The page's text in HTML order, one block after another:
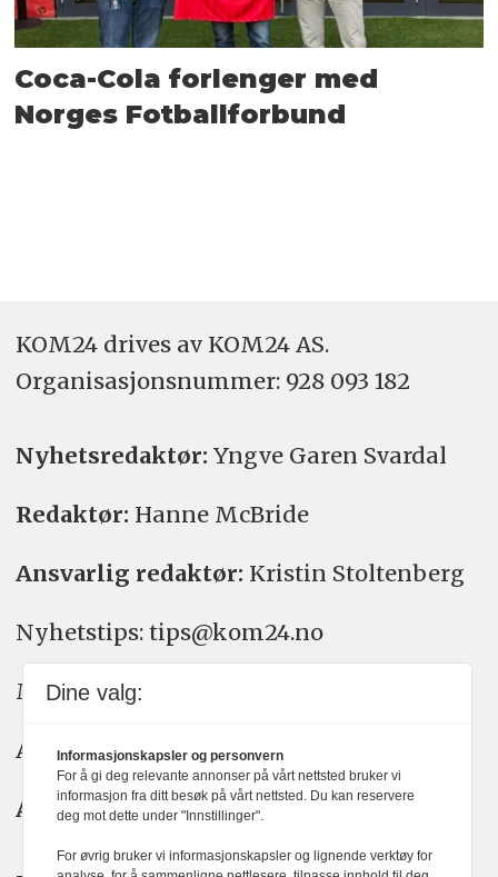
Coca-Cola forlenger med
Norges Fotballforbund
KOM24 drives av KOM24 AS.
Organisasjons­nummer: 928 093 182
Nyhetsredaktør: Yngve Garen Svardal
Redaktør: Hanne McBride
Ansvarlig redaktør: Kristin Stoltenberg
Nyhetstips: tips@kom24.no
Meninger: meninger@kom24.no
Annonse: annonse@watchmedia.no
Abonnement:kom24@watchmedia.no
Dine valg:
Informasjonskapsler og personvern
For å gi deg relevante annonser på vårt nettsted bruker vi
informasjon fra ditt besøk på vårt nettsted. Du kan reservere
deg mot dette under "Innstillinger".
For øvrig bruker vi informasjonskapsler og lignende verktøy for